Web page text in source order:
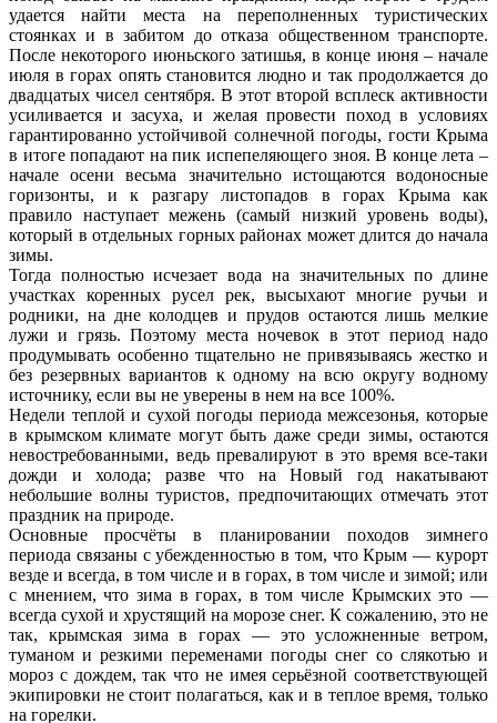
удается найти места на переполненных туристических
стоянках и в забитом до отказа общественном транспорте.
После некоторого июньского затишья, в конце июня – начале
июля в горах опять становится людно и так продолжается до
двадцатых чисел сентября. В этот второй всплеск активности
усиливается и засуха, и желая провести поход в условиях
гарантированно устойчивой солнечной погоды, гости Крыма
в итоге попадают на пик испепеляющего зноя. В конце лета –
начале осени весьма значительно истощаются водоносные
горизонты, и к разгару листопадов в горах Крыма как
правило наступает межень (самый низкий уровень воды),
который в отдельных горных районах может длится до начала
зимы.
Тогда полностью исчезает вода на значительных по длине
участках коренных русел рек, высыхают многие ручьи и
родники, на дне колодцев и прудов остаются лишь мелкие
лужи и грязь. Поэтому места ночевок в этот период надо
продумывать особенно тщательно не привязываясь жестко и
без резервных вариантов к одному на всю округу водному
источнику, если вы не уверены в нем на все 100%.
Недели теплой и сухой погоды периода межсезонья, которые
в крымском климате могут быть даже среди зимы, остаются
невостребованными, ведь превалируют в это время все-таки
дожди и холода; разве что на Новый год накатывают
небольшие волны туристов, предпочитающих отмечать этот
праздник на природе.
Основные просчёты в планировании походов зимнего
периода связаны с убежденностью в том, что Крым — курорт
везде и всегда, в том числе и в горах, в том числе и зимой; или
с мнением, что зима в горах, в том числе Крымских это —
всегда сухой и хрустящий на морозе снег. К сожалению, это не
так, крымская зима в горах — это усложненные ветром,
туманом и резкими переменами погоды снег со слякотью и
мороз с дождем, так что не имея серьёзной соответствующей
экипировки не стоит полагаться, как и в теплое время, только
на горелки.